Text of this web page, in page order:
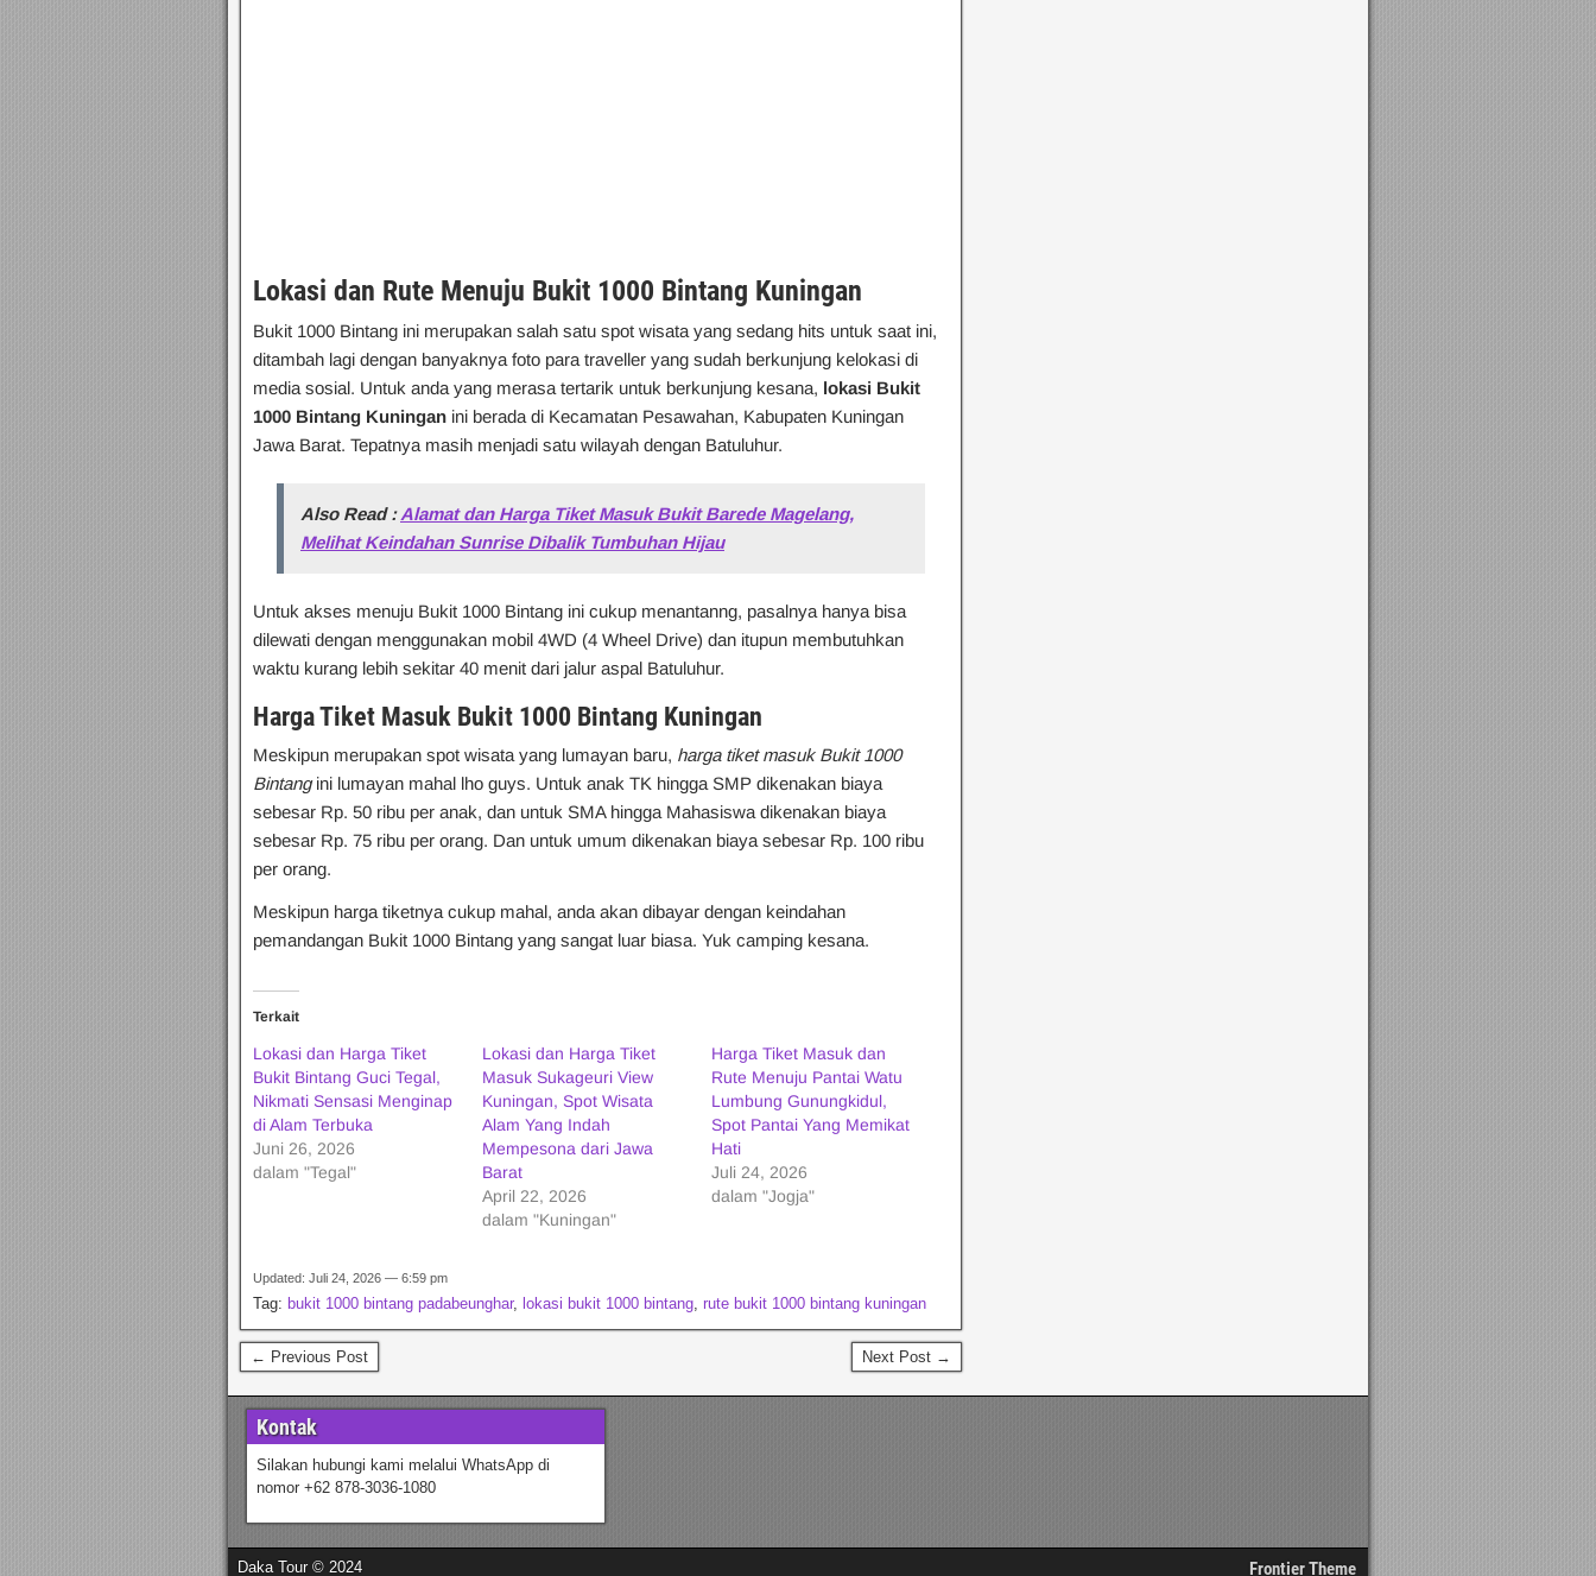
Lokasi dan Rute Menuju Bukit 1000 Bintang Kuningan
Bukit 1000 Bintang ini merupakan salah satu spot wisata yang sedang hits untuk saat ini,
ditambah lagi dengan banyaknya foto para traveller yang sudah berkunjung kelokasi di
media sosial. Untuk anda yang merasa tertarik untuk berkunjung kesana, lokasi Bukit
1000 Bintang Kuningan ini berada di Kecamatan Pesawahan, Kabupaten Kuningan
Jawa Barat. Tepatnya masih menjadi satu wilayah dengan Batuluhur.
Also Read :Alamat dan Harga Tiket Masuk Bukit Barede Magelang,
Melihat Keindahan Sunrise Dibalik Tumbuhan Hijau
Untuk akses menuju Bukit 1000 Bintang ini cukup menantanng, pasalnya hanya bisa
dilewati dengan menggunakan mobil 4WD (4 Wheel Drive) dan itupun membutuhkan
waktu kurang lebih sekitar 40 menit dari jalur aspal Batuluhur.
Harga Tiket Masuk Bukit 1000 Bintang Kuningan
Meskipun merupakan spot wisata yang lumayan baru, harga tiket masuk Bukit 1000
Bintangini lumayan mahal lho guys. Untuk anak TK hingga SMP dikenakan biaya
sebesar Rp. 50 ribu per anak, dan untuk SMA hingga Mahasiswa dikenakan biaya
sebesar Rp. 75 ribu per orang. Dan untuk umum dikenakan biaya sebesar Rp. 100 ribu
per orang.
Meskipun harga tiketnya cukup mahal, anda akan dibayar dengan keindahan
pemandangan Bukit 1000 Bintang yang sangat luar biasa. Yuk camping kesana.
Terkait
Lokasi dan Harga Tiket
Bukit Bintang Guci Tegal,
Nikmati Sensasi Menginap
di Alam Terbuka
Juni 26, 2026
dalam "Tegal"
Lokasi dan Harga Tiket
Masuk Sukageuri View
Kuningan, Spot Wisata
Alam Yang Indah
Mempesona dari Jawa
Barat
April 22, 2026
dalam "Kuningan"
Harga Tiket Masuk dan
Rute Menuju Pantai Watu
Lumbung Gunungkidul,
Spot Pantai Yang Memikat
Hati
Juli 24, 2026
dalam "Jogja"
Updated: Juli 24, 2026 — 6:59 pm
Tag: bukit 1000 bintang padabeunghar, lokasi bukit 1000 bintang, rute bukit 1000 bintang kuningan
← Previous Post Next Post →
Kontak
Silakan hubungi kami melalui WhatsApp di
nomor +62 878-3036-1080
Daka Tour © 2024 Frontier Theme